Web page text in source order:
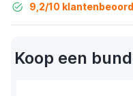
9,2/10
Koop een